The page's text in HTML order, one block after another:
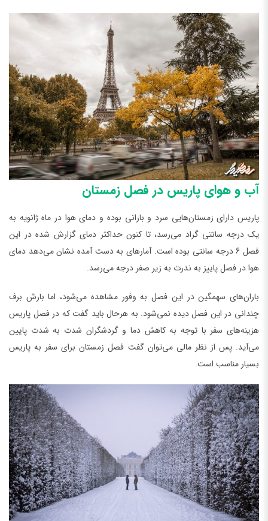
آب و هوای پاریس در فصل زمستان
پاریس دارای زمستان‌هایی سرد و بارانی بوده و دمای هوا در ماه ژانویه به
یک درجه سانتی گراد می‌رسد، تا کنون حداکثر دمای گزارش شده در این
فصل 6 درجه سانتی بوده است. آمارهای به دست آمده نشان می‌دهد دمای
هوا در فصل پاییز به ندرت به زیر صفر درجه می‌رسد.
باران‌های سهمگین در این فصل به وفور مشاهده می‌شود، اما بارش برف
چندانی در این فصل دیده نمی‌شود. به هرحال باید گفت که در فصل پاریس
هزینه‌های سفر با توجه به کاهش دما و گردشگران شدت به شدت پایین
می‌آید. پس از نظر مالی می‌توان گفت فصل زمستان برای سفر به پاریس
بسیار مناسب است.